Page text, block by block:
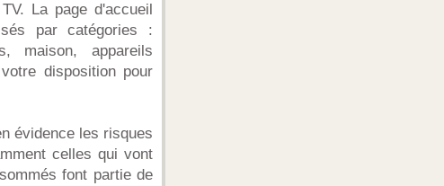
La page d'accueil
par catégories :
maison, appareils
disposition pour
évidence les risques
celles qui vont
font partie de